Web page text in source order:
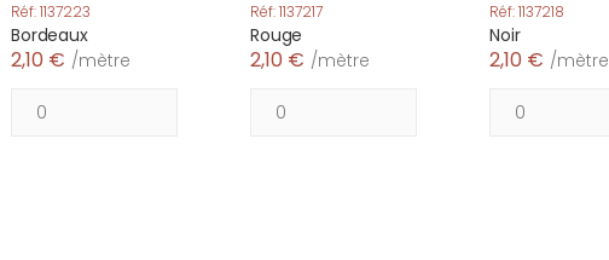
Réf: 1137223
Bordeaux
2,10 € /mètre
Réf: 1137217
Rouge
2,10 € /mètre
Réf: 1137218
Noir
2,10 € /mètre